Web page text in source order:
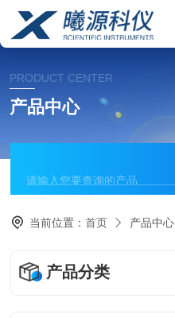
PRODUCT CENTER
产品中心
当前位置：首页 产品中心
产品分类